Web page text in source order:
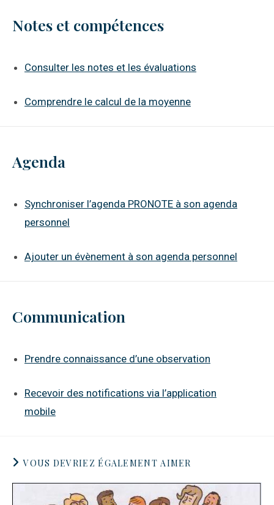
Notes et compétences
Consulter les notes et les évaluations
Comprendre le calcul de la moyenne
Agenda
Synchroniser l’agenda PRONOTE à son agenda
personnel
Ajouter un évènement à son agenda personnel
Communication
Prendre connaissance d’une observation
Recevoir des notifications via l’application
mobile
VOUS DEVRIEZ ÉGALEMENT AIMER